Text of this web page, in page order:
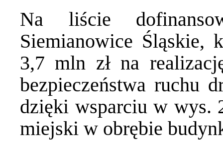
Na liście
Siemianowice Śląskie,
3,7 mln zł na
bezpieczeństwa ruchu
dzięki wsparciu w wys.
miejski w obrębie